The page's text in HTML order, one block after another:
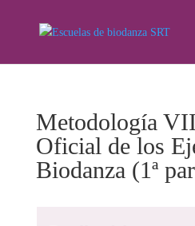
Metodología
Oficial de los
Biodanza (1ª